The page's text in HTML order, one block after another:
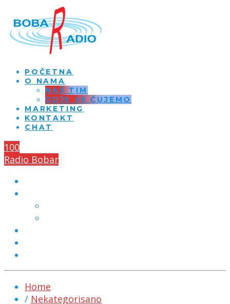
POČETNA
O NAMA
NAŠ TIM
GDJE SE ČUJEMO
MARKETING
KONTAKT
CHAT
100
Radio Bobar
Home
/ Nekategorisano